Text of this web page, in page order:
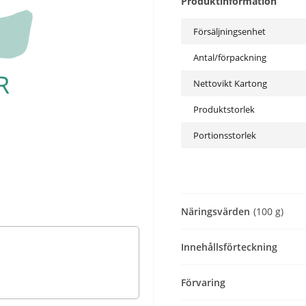
Försäljningsenhet
Antal/förpackning
Nettovikt Kartong
Produktstorlek
Portionsstorlek
Näringsvärden (100 g)
Innehållsförteckning
Förvaring